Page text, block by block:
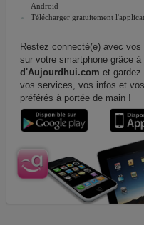
Android
Télécharger gratuitement
Restez connecté(e) avec vos
sur votre smartphone grâce à
d'Aujourdhui.com et gardez
vos services, vos infos et
préférés à portée de main !